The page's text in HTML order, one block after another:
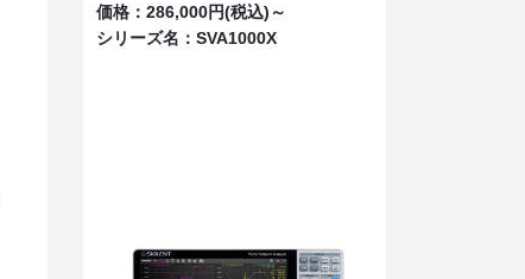
価格： 286,000円(税込)～
シリーズ名： SVA1000X